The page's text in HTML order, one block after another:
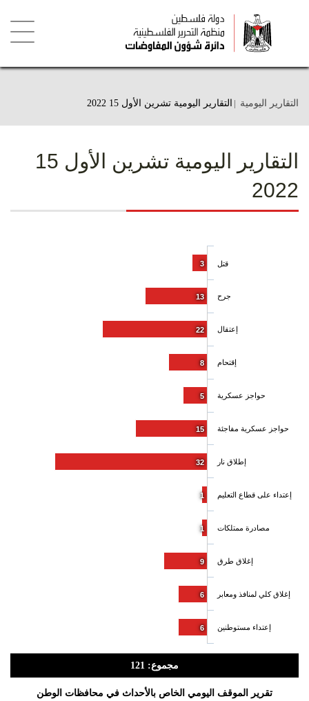
التقارير اليومية التقارير اليومية تشرين الأول 15 2022
التقارير اليومية تشرين الأول 15
2022
3
13
22
8
5
15
32
1
1
9
6
6
قتل
جرح
إعتقال
إقتحام
حواجز عسكرية
حواجز عسكرية مفاجئة
إطلاق نار
إعتداء على قطاع التعليم
مصادرة ممتلكات
إغلاق طرق
إغلاق كلي لمنافذ ومعابر
إعتداء مستوطنين
مجموع: 121
تقرير الموقف اليومي الخاص بالأحداث في محافظات الوطن